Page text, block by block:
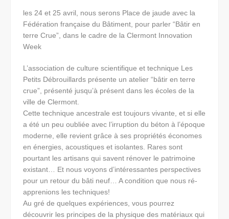
les 24 et 25 avril, nous serons Place de jaude avec la
Fédération française du Bâtiment, pour parler “Bâtir en
terre Crue”, dans le cadre de la Clermont Innovation
Week
L’association de culture scientifique et technique Les
Petits Débrouillards présente un atelier “bâtir en terre
crue”, présenté jusqu’à présent dans les écoles de la
ville de Clermont.
Cette technique ancestrale est toujours vivante, et si elle
a été un peu oubliée avec l’irruption du béton à l’époque
moderne, elle revient grâce à ses propriétés économes
en énergies, acoustiques et isolantes. Rares sont
pourtant les artisans qui savent rénover le patrimoine
existant… Et nous voyons d’intéressantes perspectives
pour un retour du bâti neuf… A condition que nous ré-
apprenions les techniques!
Au gré de quelques expériences, vous pourrez
découvrir les principes de la physique des matériaux qui